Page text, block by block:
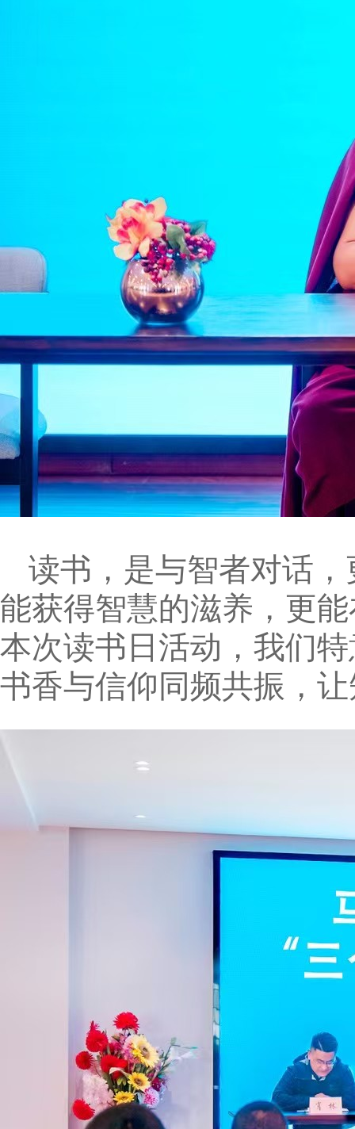
读书，是与智者对话
能获得智慧的滋养，更
本次读书日活动，我们
书香与信仰同频共振，